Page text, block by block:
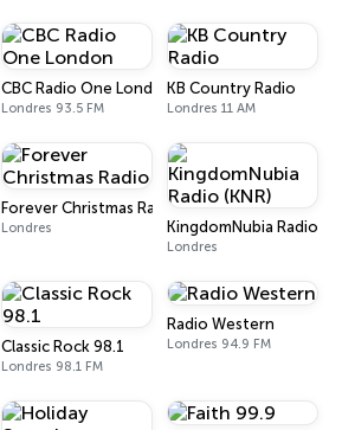
CBC Radio One London
Londres 93.5 FM
KB Country Radio
Londres 11 AM
Forever Christmas Radio
Londres KingdomNubia Radio
Londres
Classic Rock 98.1
Londres 98.1 FM
Radio Western
Londres 94.9 FM